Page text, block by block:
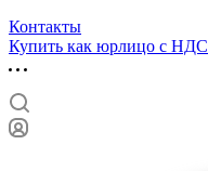
Контакты
Купить как юрлицо с НДС